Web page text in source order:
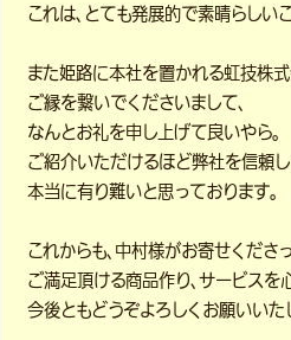
これは、とても発展的で素晴らしい
また姫路に本社を置かれる虹技株
ご縁を繋いでくださいまして、
なんとお礼を申し上げて良いやら。
ご紹介いただけるほど弊社を信頼
本当に有り難いと思っております。
これからも、中村様がお寄せくださ
ご満足頂ける商品作り、サービスを
今後ともどうぞよろしくお願いいた